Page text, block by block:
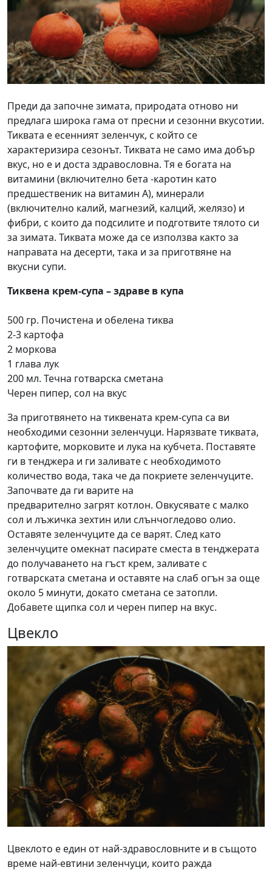
Преди да започне зимата, природата отново ни
предлага широка гама от пресни и сезонни вкусотии.
Тиквата е есенният зеленчук, с който се
характеризира сезонът. Тиквата не само има добър
вкус, но е и доста здравословна. Тя е богата на
витамини (включително бета -каротин като
предшественик на витамин А), минерали
(включително калий, магнезий, калций, желязо) и
фибри, с които да подсилите и подготвите тялото си
за зимата. Тиквата може да се използва както за
направата на десерти, така и за приготвяне на
вкусни супи.
Тиквена крем-супа – здраве в купа
500 гр. Почистена и обелена тиква
2-3 картофа
2 моркова
1 глава лук
200 мл. Течна готварска сметана
Черен пипер, сол на вкус
За приготвянето на тиквената крем-супа са ви
необходими сезонни зеленчуци. Нарязвате тиквата,
картофите, морковите и лука на кубчета. Поставяте
ги в тенджера и ги заливате с необходимото
количество вода, така че да покриете зеленчуците.
Започвате да ги варите на
предварително загрят котлон. Овкусявате с малко
сол и лъжичка зехтин или слънчогледово олио.
Оставяте зеленчуците да се варят. След като
зеленчуците омекнат пасирате сместа в тенджерата
до получаването на гъст крем, заливате с
готварската сметана и оставяте на слаб огън за още
около 5 минути, докато сметана се затопли.
Добавете щипка сол и черен пипер на вкус.
Цвекло
Цвеклото е един от най-здравословните и в същото
време най-евтини зеленчуци, които ражда